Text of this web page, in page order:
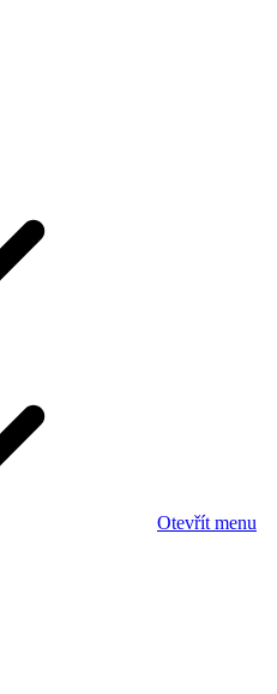
Otevřít menu